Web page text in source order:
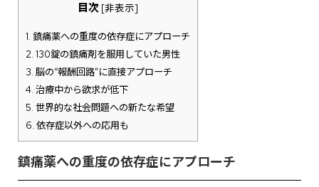
目次 [非表示]
1. 鎮痛薬への重度の依存症にアプローチ
2. 130錠の鎮痛剤を服用していた男性
3. 脳の“報酬回路”に直接アプローチ
4. 治療中から欲求が低下
5. 世界的な社会問題への新たな希望
6. 依存症以外への応用も
鎮痛薬への重度の依存症にアプローチ